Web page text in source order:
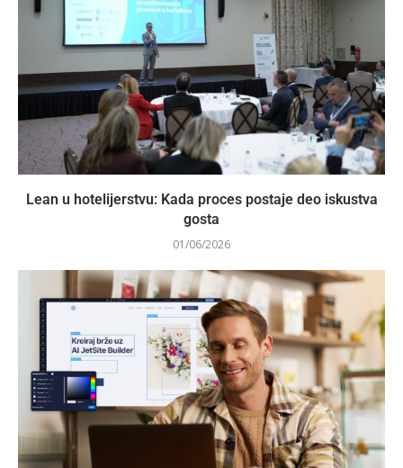
Lean u hotelijerstvu: Kada proces postaje deo iskustva
gosta
01/06/2026